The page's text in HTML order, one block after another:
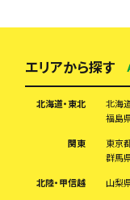
エリアから探す
北海道・東北 北海
福島
関東
東京
群馬
北陸・甲信越
山梨